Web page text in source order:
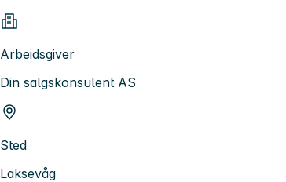
Arbeidsgiver
Din salgskonsulent AS
Sted
Laksevåg